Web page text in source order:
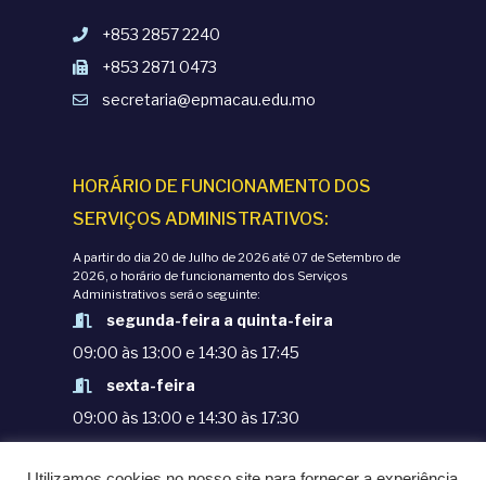
+853 2857 2240
+853 2871 0473
secretaria@epmacau.edu.mo
HORÁRIO DE FUNCIONAMENTO DOS
SERVIÇOS ADMINISTRATIVOS:
A partir do dia 20 de Julho de 2026 até 07 de Setembro de
2026, o horário de funcionamento dos Serviços
Administrativos será o seguinte:
segunda-feira a quinta-feira
09:00 às 13:00 e 14:30 às 17:45
sexta-feira
09:00 às 13:00 e 14:30 às 17:30